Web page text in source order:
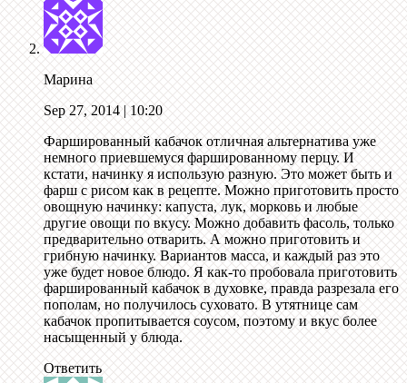
Марина
Sep 27, 2014 | 10:20
Фаршированный кабачок отличная альтернатива уже
немного приевшемуся фаршированному перцу. И
кстати, начинку я использую разную. Это может быть и
фарш с рисом как в рецепте. Можно приготовить просто
овощную начинку: капуста, лук, морковь и любые
другие овощи по вкусу. Можно добавить фасоль, только
предварительно отварить. А можно приготовить и
грибную начинку. Вариантов масса, и каждый раз это
уже будет новое блюдо. Я как-то пробовала приготовить
фаршированный кабачок в духовке, правда разрезала его
пополам, но получилось суховато. В утятнице сам
кабачок пропитывается соусом, поэтому и вкус более
насыщенный у блюда.
Ответить